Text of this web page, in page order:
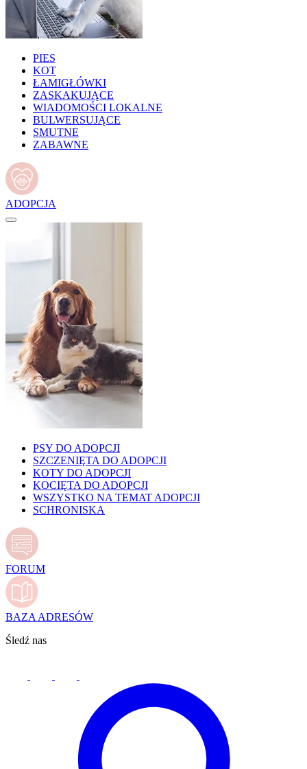
PIES
KOT
ŁAMIGŁÓWKI
ZASKAKUJĄCE
WIADOMOŚCI LOKALNE
BULWERSUJĄCE
SMUTNE
ZABAWNE
ADOPCJA
PSY DO ADOPCJI
SZCZENIĘTA DO ADOPCJI
KOTY DO ADOPCJI
KOCIĘTA DO ADOPCJI
WSZYSTKO NA TEMAT ADOPCJI
SCHRONISKA
FORUM
BAZA ADRESÓW
Śledź nas